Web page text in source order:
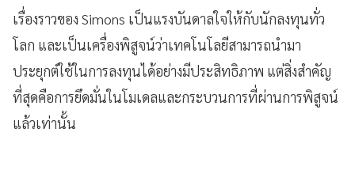
เรื่องราวของ Simons เป็นแรงบันดาลใจให้กับนักลงทุนทั่ว
โลก และเป็นเครื่องพิสูจน์ว่าเทคโนโลยีสามารถนำมา
ประยุกต์ใช้ในการลงทุนได้อย่างมีประสิทธิภาพ แต่สิ่งสำคัญ
ที่สุดคือการยึดมั่นในโมเดลและกระบวนการที่ผ่านการพิสูจน์
แล้วเท่านั้น